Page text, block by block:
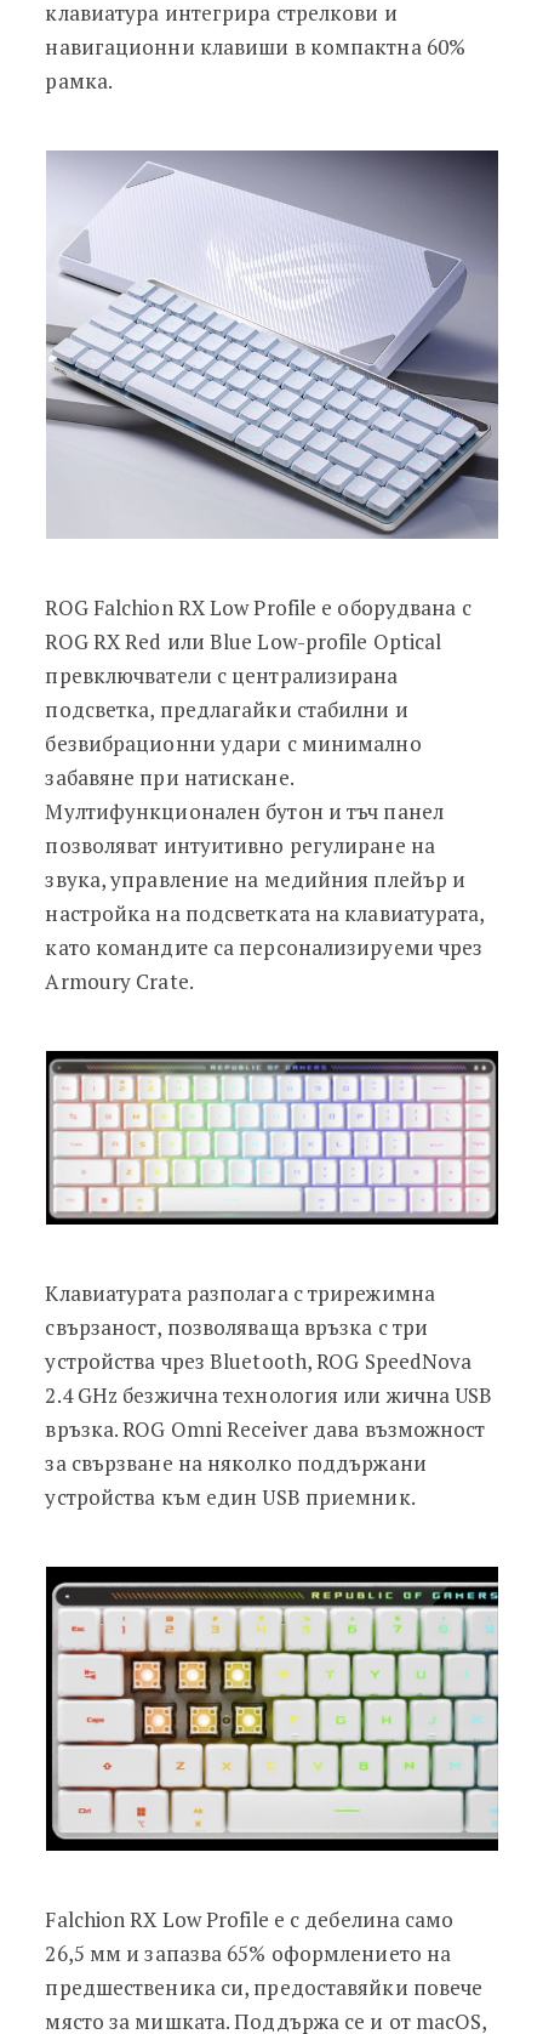
клавиатура интегрира стрелкови и
навигационни клавиши в компактна 60%
рамка.
ROG Falchion RX Low Profile е оборудвана с
ROG RX Red или Blue Low-profile Optical
превключватели с централизирана
подсветка, предлагайки стабилни и
безвибрационни удари с минимално
забавяне при натискане.
Мултифункционален бутон и тъч панел
позволяват интуитивно регулиране на
звука, управление на медийния плейър и
настройка на подсветката на клавиатурата,
като командите са персонализируеми чрез
Armoury Crate.
Клавиатурата разполага с трирежимна
свързаност, позволяваща връзка с три
устройства чрез Bluetooth, ROG SpeedNova
2.4 GHz безжична технология или жична USB
връзка. ROG Omni Receiver дава възможност
за свързване на няколко поддържани
устройства към един USB приемник.
Falchion RX Low Profile е с дебелина само
26,5 мм и запазва 65% оформлението на
предшественика си, предоставяйки повече
място за мишката. Поддържа се и от macOS,